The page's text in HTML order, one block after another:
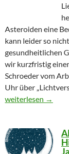
Asteroiden eine
kann leider so
gesundheitlichen
wir kurzfristig
Schroeder vom
Uhr über
Geändertes
weiterlesen →